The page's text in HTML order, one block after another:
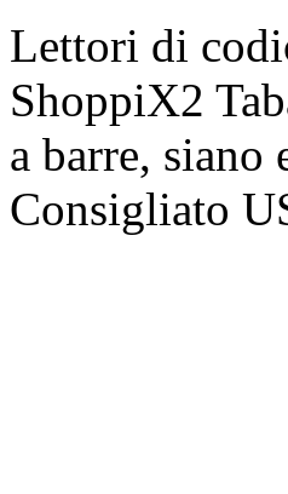
Lettori di
ShoppiX2
a barre, siano
Consigliato